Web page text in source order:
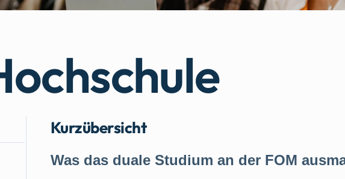
Kurzübersicht
Was das duale Studium an der FOM